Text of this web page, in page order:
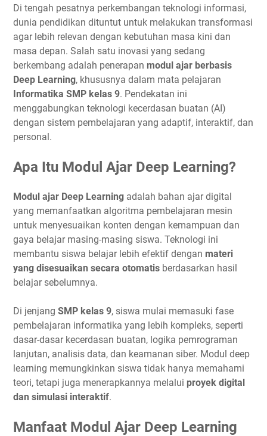
Di tengah pesatnya perkembangan teknologi informasi,
dunia pendidikan dituntut untuk melakukan transformasi
agar lebih relevan dengan kebutuhan masa kini dan
masa depan. Salah satu inovasi yang sedang
berkembang adalah penerapan modul ajar berbasis
Deep Learning, khususnya dalam mata pelajaran
Informatika SMP kelas 9. Pendekatan ini
menggabungkan teknologi kecerdasan buatan (AI)
dengan sistem pembelajaran yang adaptif, interaktif, dan
personal.
Apa Itu Modul Ajar Deep Learning?
Modul ajar Deep Learning adalah bahan ajar digital
yang memanfaatkan algoritma pembelajaran mesin
untuk menyesuaikan konten dengan kemampuan dan
gaya belajar masing-masing siswa. Teknologi ini
membantu siswa belajar lebih efektif dengan materi
yang disesuaikan secara otomatis berdasarkan hasil
belajar sebelumnya.
Di jenjang SMP kelas 9, siswa mulai memasuki fase
pembelajaran informatika yang lebih kompleks, seperti
dasar-dasar kecerdasan buatan, logika pemrograman
lanjutan, analisis data, dan keamanan siber. Modul deep
learning memungkinkan siswa tidak hanya memahami
teori, tetapi juga menerapkannya melalui proyek digital
dan simulasi interaktif.
Manfaat Modul Ajar Deep Learning